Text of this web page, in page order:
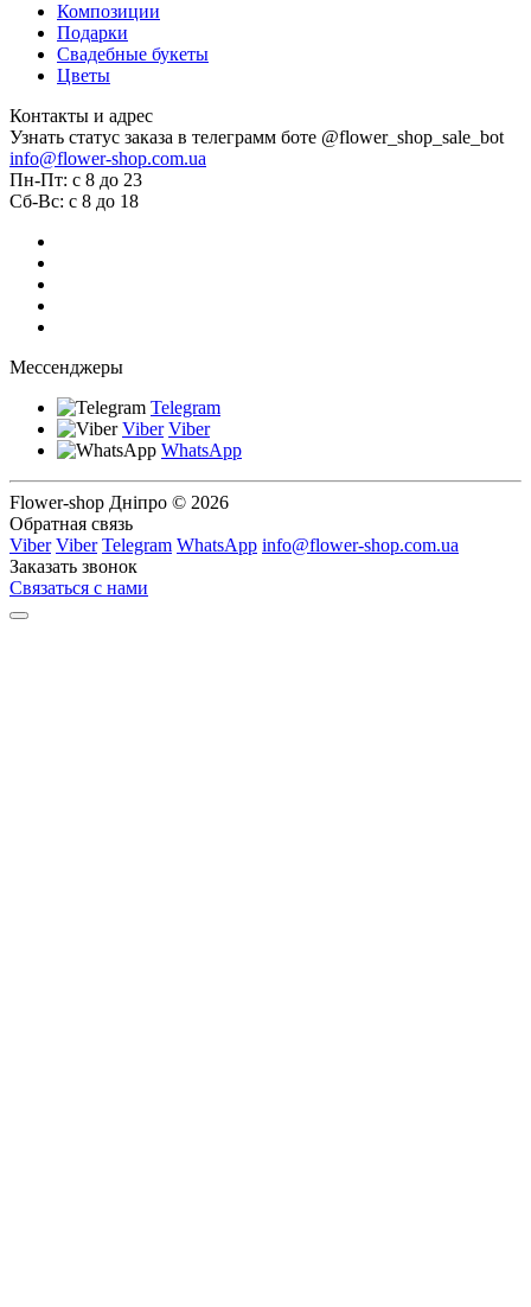
Композиции
Подарки
Свадебные букеты
Цветы
Контакты и адрес
Узнать статус заказа в телеграмм боте @flower_shop_sale_bot
info@flower-shop.com.ua
Пн-Пт: с 8 до 23
Сб-Вс: с 8 до 18
Мессенджеры
Telegram
Viber Viber
WhatsApp
Flower-shop Дніпро © 2026
Обратная связь
Viber Viber Telegram WhatsApp info@flower-shop.com.ua
Заказать звонок
Связаться с нами